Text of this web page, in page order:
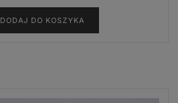
cena
wynosiła:
7,00 zł.
cena
wynosi:
2,99 zł.
DODAJ DO KOSZYKA